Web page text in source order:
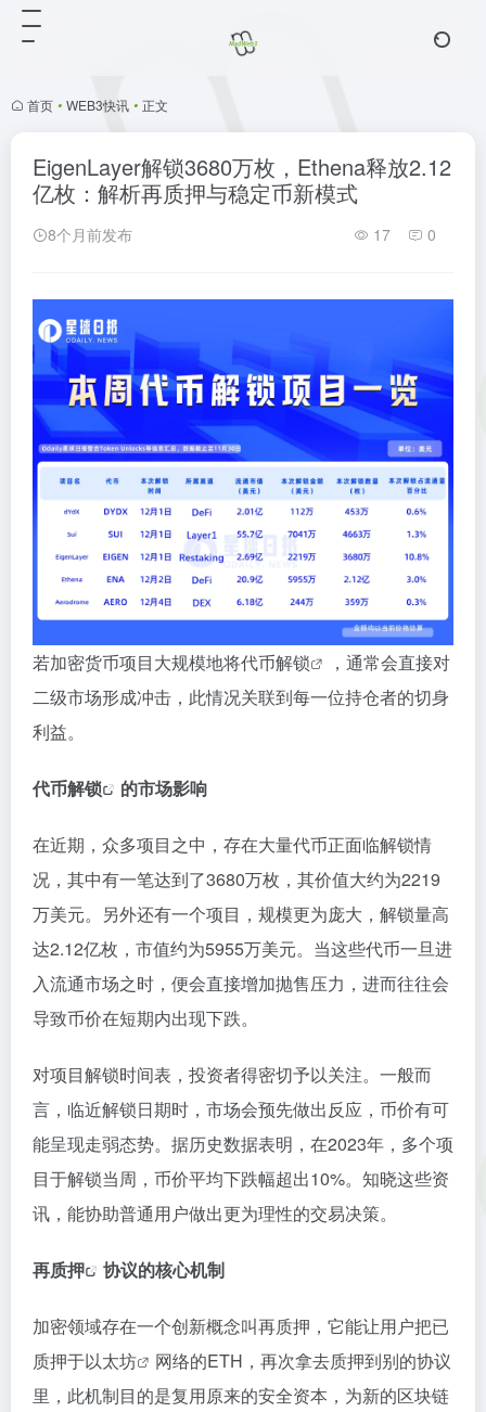
首页 • WEB3快讯 • 正文
EigenLayer解锁3680万枚，Ethena释放2.12
亿枚：解析再质押与稳定币新模式
8个月前发布 17 0
若加密货币项目大规模地将代币解锁
，通常会直接对
二级市场形成冲击，此情况关联到每一位持仓者的切身
利益。
代币解锁 的市场影响
在近期，众多项目之中，存在大量代币正面临解锁情
况，其中有一笔达到了3680万枚，其价值大约为2219
万美元。另外还有一个项目，规模更为庞大，解锁量高
达2.12亿枚，市值约为5955万美元。当这些代币一旦进
入流通市场之时，便会直接增加抛售压力，进而往往会
导致币价在短期内出现下跌。
对项目解锁时间表，投资者得密切予以关注。一般而
言，临近解锁日期时，市场会预先做出反应，币价有可
能呈现走弱态势。据历史数据表明，在2023年，多个项
目于解锁当周，币价平均下跌幅超出10%。知晓这些资
讯，能协助普通用户做出更为理性的交易决策。
再质押 协议的核心机制
加密领域存在一个创新概念叫再质押，它能让用户把已
质押于以太坊
网络的ETH，再次拿去质押到别的协议
里，此机制目的是复用原来的安全资本，为新的区块链